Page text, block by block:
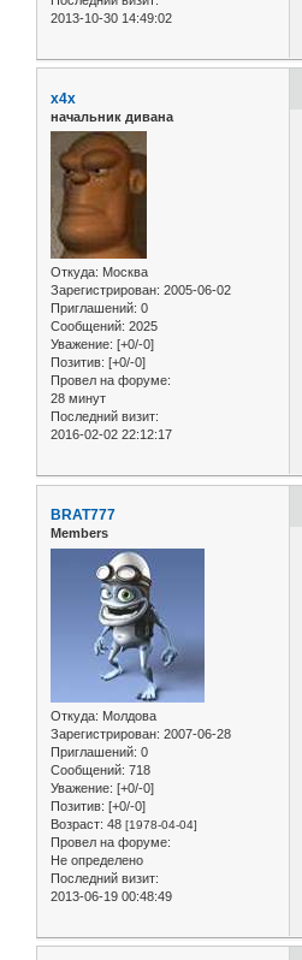
2013-10-30 14:49:02
x4x
начальник дивана
Откуда: Москва
Зарегистрирован: 2005-06-02
Приглашений: 0
Сообщений: 2025
Уважение: [+0/-0]
Позитив: [+0/-0]
Провел на форуме:
28 минут
Последний визит:
2016-02-02 22:12:17
BRAT777
Members
Откуда: Молдова
Зарегистрирован: 2007-06-28
Приглашений: 0
Сообщений: 718
Уважение: [+0/-0]
Позитив: [+0/-0]
Возраст: 48 [1978-04-04]
Провел на форуме:
Не определено
Последний визит:
2013-06-19 00:48:49